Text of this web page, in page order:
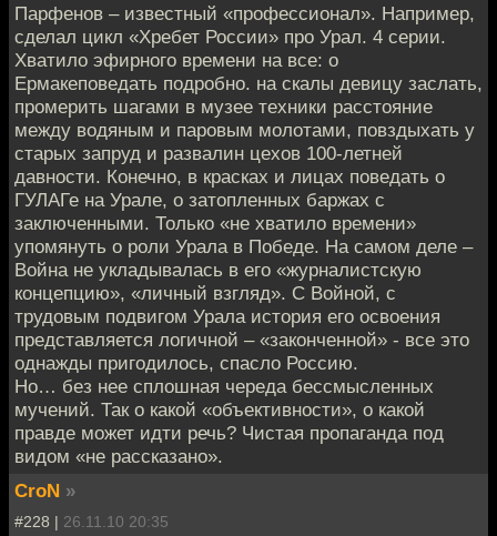
Парфенов – известный «профессионал». Например,
сделал цикл «Хребет России» про Урал. 4 серии.
Хватило эфирного времени на все: о
Ермакеповедать подробно. на скалы девицу заслать,
промерить шагами в музее техники расстояние
между водяным и паровым молотами, повздыхать у
старых запруд и развалин цехов 100-летней
давности. Конечно, в красках и лицах поведать о
ГУЛАГе на Урале, о затопленных баржах с
заключенными. Только «не хватило времени»
упомянуть о роли Урала в Победе. На самом деле –
Война не укладывалась в его «журналистскую
концепцию», «личный взгляд». С Войной, с
трудовым подвигом Урала история его освоения
представляется логичной – «законченной» - все это
однажды пригодилось, спасло Россию.
Но… без нее сплошная череда бессмысленных
мучений. Так о какой «объективности», о какой
правде может идти речь? Чистая пропаганда под
видом «не рассказано».
CroN »
#228 | 26.11.10 20:35